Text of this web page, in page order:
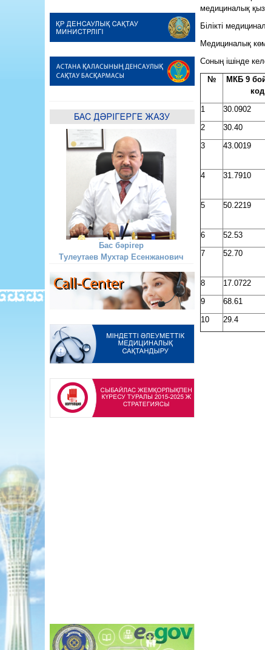
Бас бәрігер
Тулеутаев Мухтар Есенжанович
медициналық
Білікті
Медициналық
Соның ішінде
№
МКБ 9
код
1 30.0902
2
30.40
3
43.0019
4
31.7910
5
50.2219
6
52.53
7
52.70
8
17.0722
9
68.61
10
29.4